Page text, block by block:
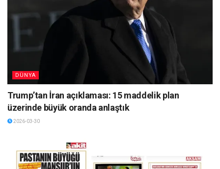
DÜNYA
Trump’tan İran açıklaması: 15 maddelik plan
üzerinde büyük oranda anlaştık
2026-03-30